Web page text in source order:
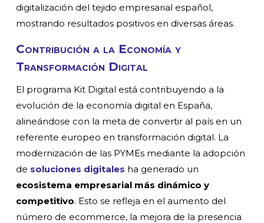
digitalización del tejido empresarial español,
mostrando resultados positivos en diversas áreas.
Contribución a la Economía y
Transformación Digital
El programa Kit Digital está contribuyendo a la
evolución de la economía digital en España,
alineándose con la meta de convertir al país en un
referente europeo en transformación digital. La
modernización de las PYMEs mediante la adopción
de soluciones digitales ha generado un
ecosistema empresarial más dinámico y
competitivo. Esto se refleja en el aumento del
número de ecommerce, la mejora de la presencia